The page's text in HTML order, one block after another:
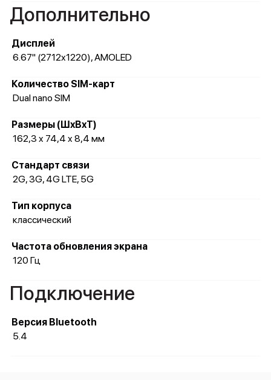
Дополнительно
Дисплей
6.67" (2712x1220), AMOLED
Количество SIM-карт
Dual nano SIM
Размеры (ШxВxТ)
162,3 x 74,4 x 8,4 мм
Стандарт связи
2G, 3G, 4G LTE, 5G
Тип корпуса
классический
Частота обновления экрана
120 Гц
Подключение
Версия Bluetooth
5.4